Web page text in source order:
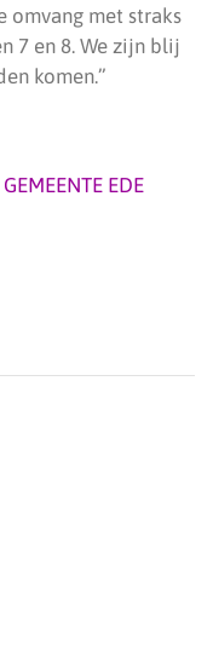
omvang met straks
7 en 8. We zijn blij
komen.”
GEMEENTE EDE